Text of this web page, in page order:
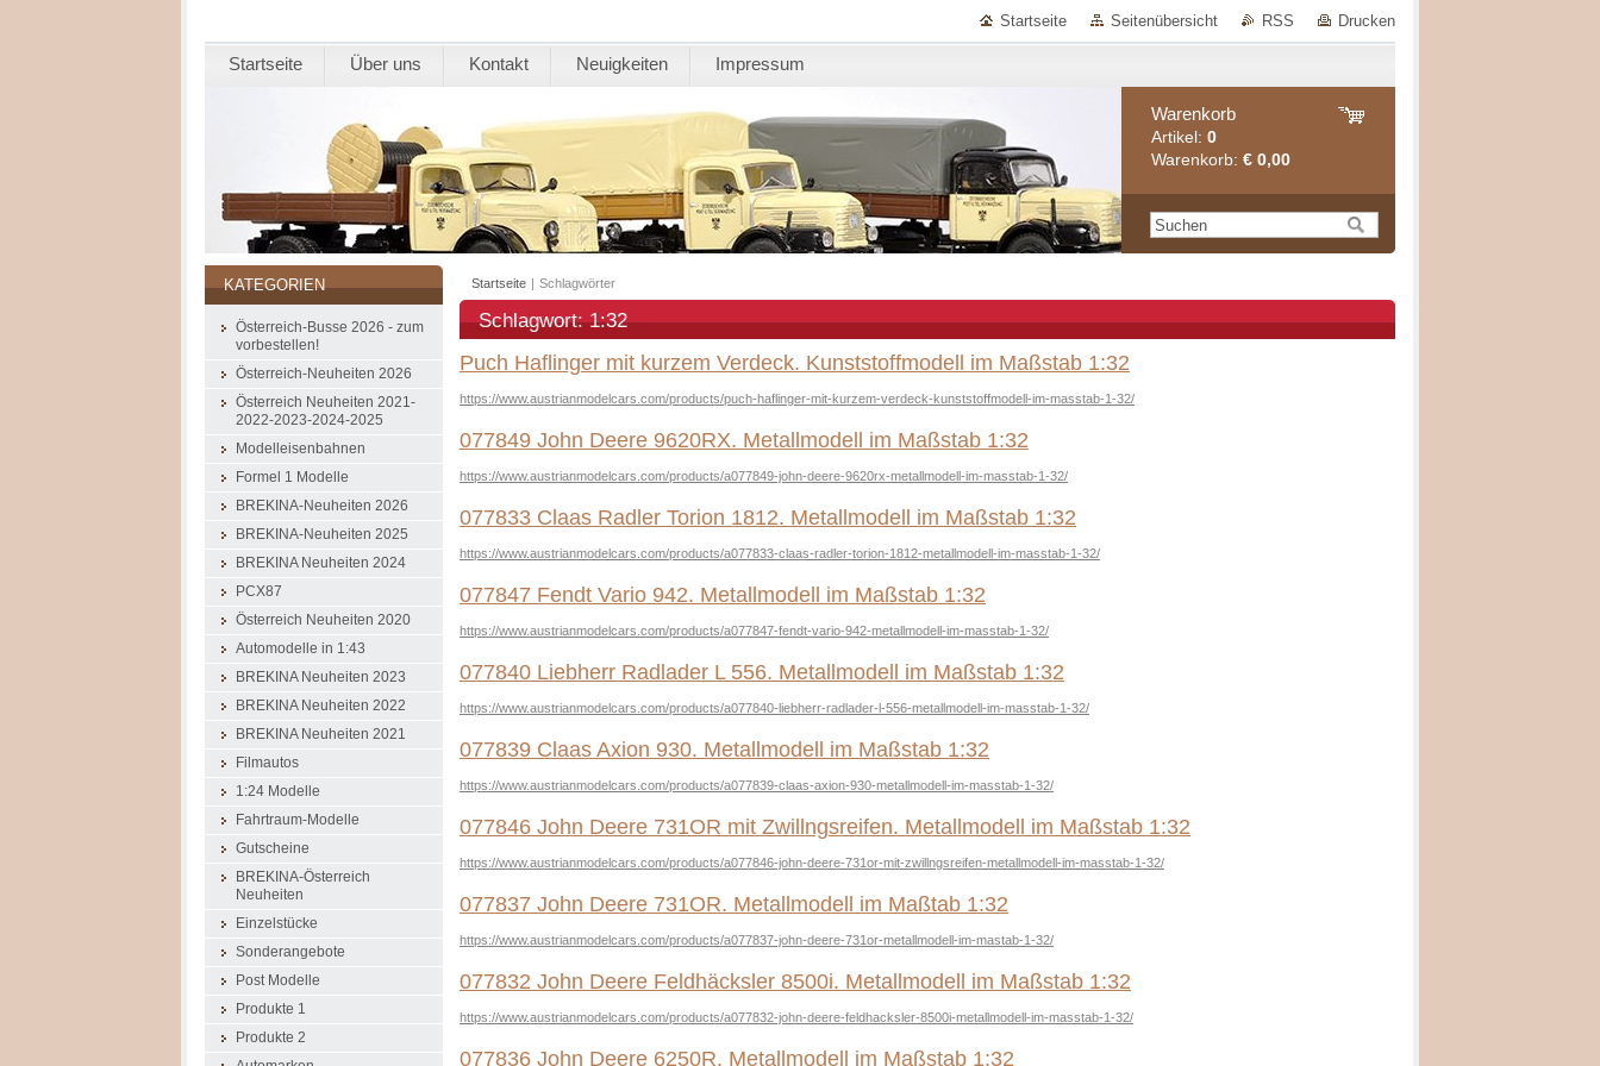
Startseite Seitenübersicht RSS Drucken
Startseite Über uns Kontakt Neuigkeiten Impressum
Warenkorb
Artikel: 0
Warenkorb: € 0,00
Startseite | Schlagwörter
Schlagwort: 1:32
Puch Haflinger mit kurzem Verdeck. Kunststoffmodell im Maßstab 1:32
https://www.austrianmodelcars.com/products/puch-haflinger-mit-kurzem-verdeck-kunststoffmodell-im-masstab-1-32/
077849 John Deere 9620RX. Metallmodell im Maßstab 1:32
https://www.austrianmodelcars.com/products/a077849-john-deere-9620rx-metallmodell-im-masstab-1-32/
077833 Claas Radler Torion 1812. Metallmodell im Maßstab 1:32
https://www.austrianmodelcars.com/products/a077833-claas-radler-torion-1812-metallmodell-im-masstab-1-32/
077847 Fendt Vario 942. Metallmodell im Maßstab 1:32
https://www.austrianmodelcars.com/products/a077847-fendt-vario-942-metallmodell-im-masstab-1-32/
077840 Liebherr Radlader L 556. Metallmodell im Maßstab 1:32
https://www.austrianmodelcars.com/products/a077840-liebherr-radlader-l-556-metallmodell-im-masstab-1-32/
077839 Claas Axion 930. Metallmodell im Maßstab 1:32
https://www.austrianmodelcars.com/products/a077839-claas-axion-930-metallmodell-im-masstab-1-32/
077846 John Deere 731OR mit Zwillngsreifen. Metallmodell im Maßstab 1:32
https://www.austrianmodelcars.com/products/a077846-john-deere-731or-mit-zwillngsreifen-metallmodell-im-masstab-1-32/
077837 John Deere 731OR. Metallmodell im Maßtab 1:32
https://www.austrianmodelcars.com/products/a077837-john-deere-731or-metallmodell-im-mastab-1-32/
077832 John Deere Feldhäcksler 8500i. Metallmodell im Maßstab 1:32
https://www.austrianmodelcars.com/products/a077832-john-deere-feldhacksler-8500i-metallmodell-im-masstab-1-32/
077836 John Deere 6250R. Metallmodell im Maßstab 1:32
KATEGORIEN
Österreich-Busse 2026 - zum
vorbestellen!
Österreich-Neuheiten 2026
Österreich Neuheiten 2021-
2022-2023-2024-2025
Modelleisenbahnen
Formel 1 Modelle
BREKINA-Neuheiten 2026
BREKINA-Neuheiten 2025
BREKINA Neuheiten 2024
PCX87
Österreich Neuheiten 2020
Automodelle in 1:43
BREKINA Neuheiten 2023
BREKINA Neuheiten 2022
BREKINA Neuheiten 2021
Filmautos
1:24 Modelle
Fahrtraum-Modelle
Gutscheine
BREKINA-Österreich
Neuheiten
Einzelstücke
Sonderangebote
Post Modelle
Produkte 1
Produkte 2